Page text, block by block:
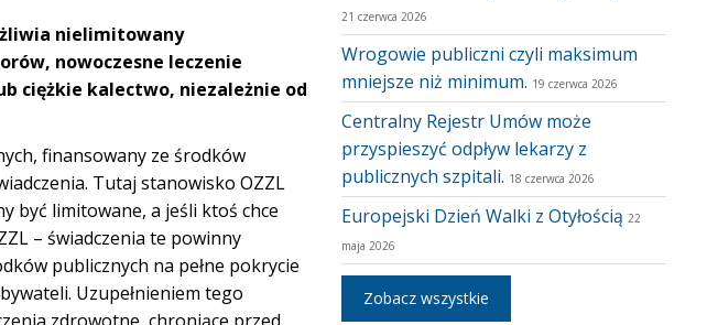
nielimitowany
nowoczesne leczenie
ciężkie kalectwo, niezależnie od
finansowany ze środków
Tutaj stanowisko OZZL
być limitowane, a jeśli ktoś chce
– świadczenia te powinny
publicznych na pełne pokrycie
Uzupełnieniem tego
21 czerwca 2026
Wrogowie publiczni czyli maksimum
mniejsze niż minimum. 19 czerwca 2026
Centralny Rejestr Umów może
przyspieszyć odpływ lekarzy z
publicznych szpitali. 18 czerwca 2026
Europejski Dzień Walki z Otyłością 22
maja 2026
Zobacz wszystkie